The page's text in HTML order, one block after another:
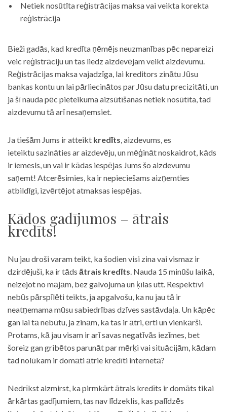
Netiek nosūtīta reģistrācijas maksa vai veikta korekta
reģistrācija
Bieži gadās, kad kredīta ņēmējs neuzmanības pēc nepareizi
veic reģistrāciju un tas liedz aizdevējam veikt aizdevumu.
Reģistrācijas maksa vajadzīga, lai kreditors zinātu Jūsu
bankas kontu un lai pārliecinātos par Jūsu datu precizitāti, un
ja šī nauda pēc pieteikuma aizsūtīšanas netiek nosūtīta, tad
aizdevumu tā arī nesaņemsiet.
Ja tiešām Jums ir atteikt kredīts, aizdevums, es
ieteiktu sazināties ar aizdevēju, un mēģināt noskaidrot, kāds
ir iemesls, un vai ir kādas iespējas Jums šo aizdevumu
saņemt! Atcerēsimies, ka ir nepieciešams aizņemties
atbildīgi, izvērtējot atmaksas iespējas.
Kādos gadījumos – ātrais
kredīts!
Nu jau droši varam teikt, ka šodien visi zina vai vismaz ir
dzirdējuši, ka ir tāds ātrais kredīts. Nauda 15 minūšu laikā,
neizejot no mājām, bez galvojuma un ķīlas utt. Respektīvi
nebūs pārspīlēti teikts, ja apgalvošu, ka nu jau tā ir
neatņemama mūsu sabiedrības dzīves sastāvdaļa. Un kāpēc
gan lai tā nebūtu, ja zinām, ka tas ir ātri, ērti un vienkārši.
Protams, kā jau visam ir arī savas negatīvās iezīmes, bet
šoreiz gan gribētos parunāt par mērķi vai situācijām, kādam
tad nolūkam ir domāti ātrie kredīti internetā?
Nedrīkst aizmirst, ka pirmkārt ātrais kredīts ir domāts tikai
ārkārtas gadījumiem, tas nav līdzeklis, kas palīdzēs